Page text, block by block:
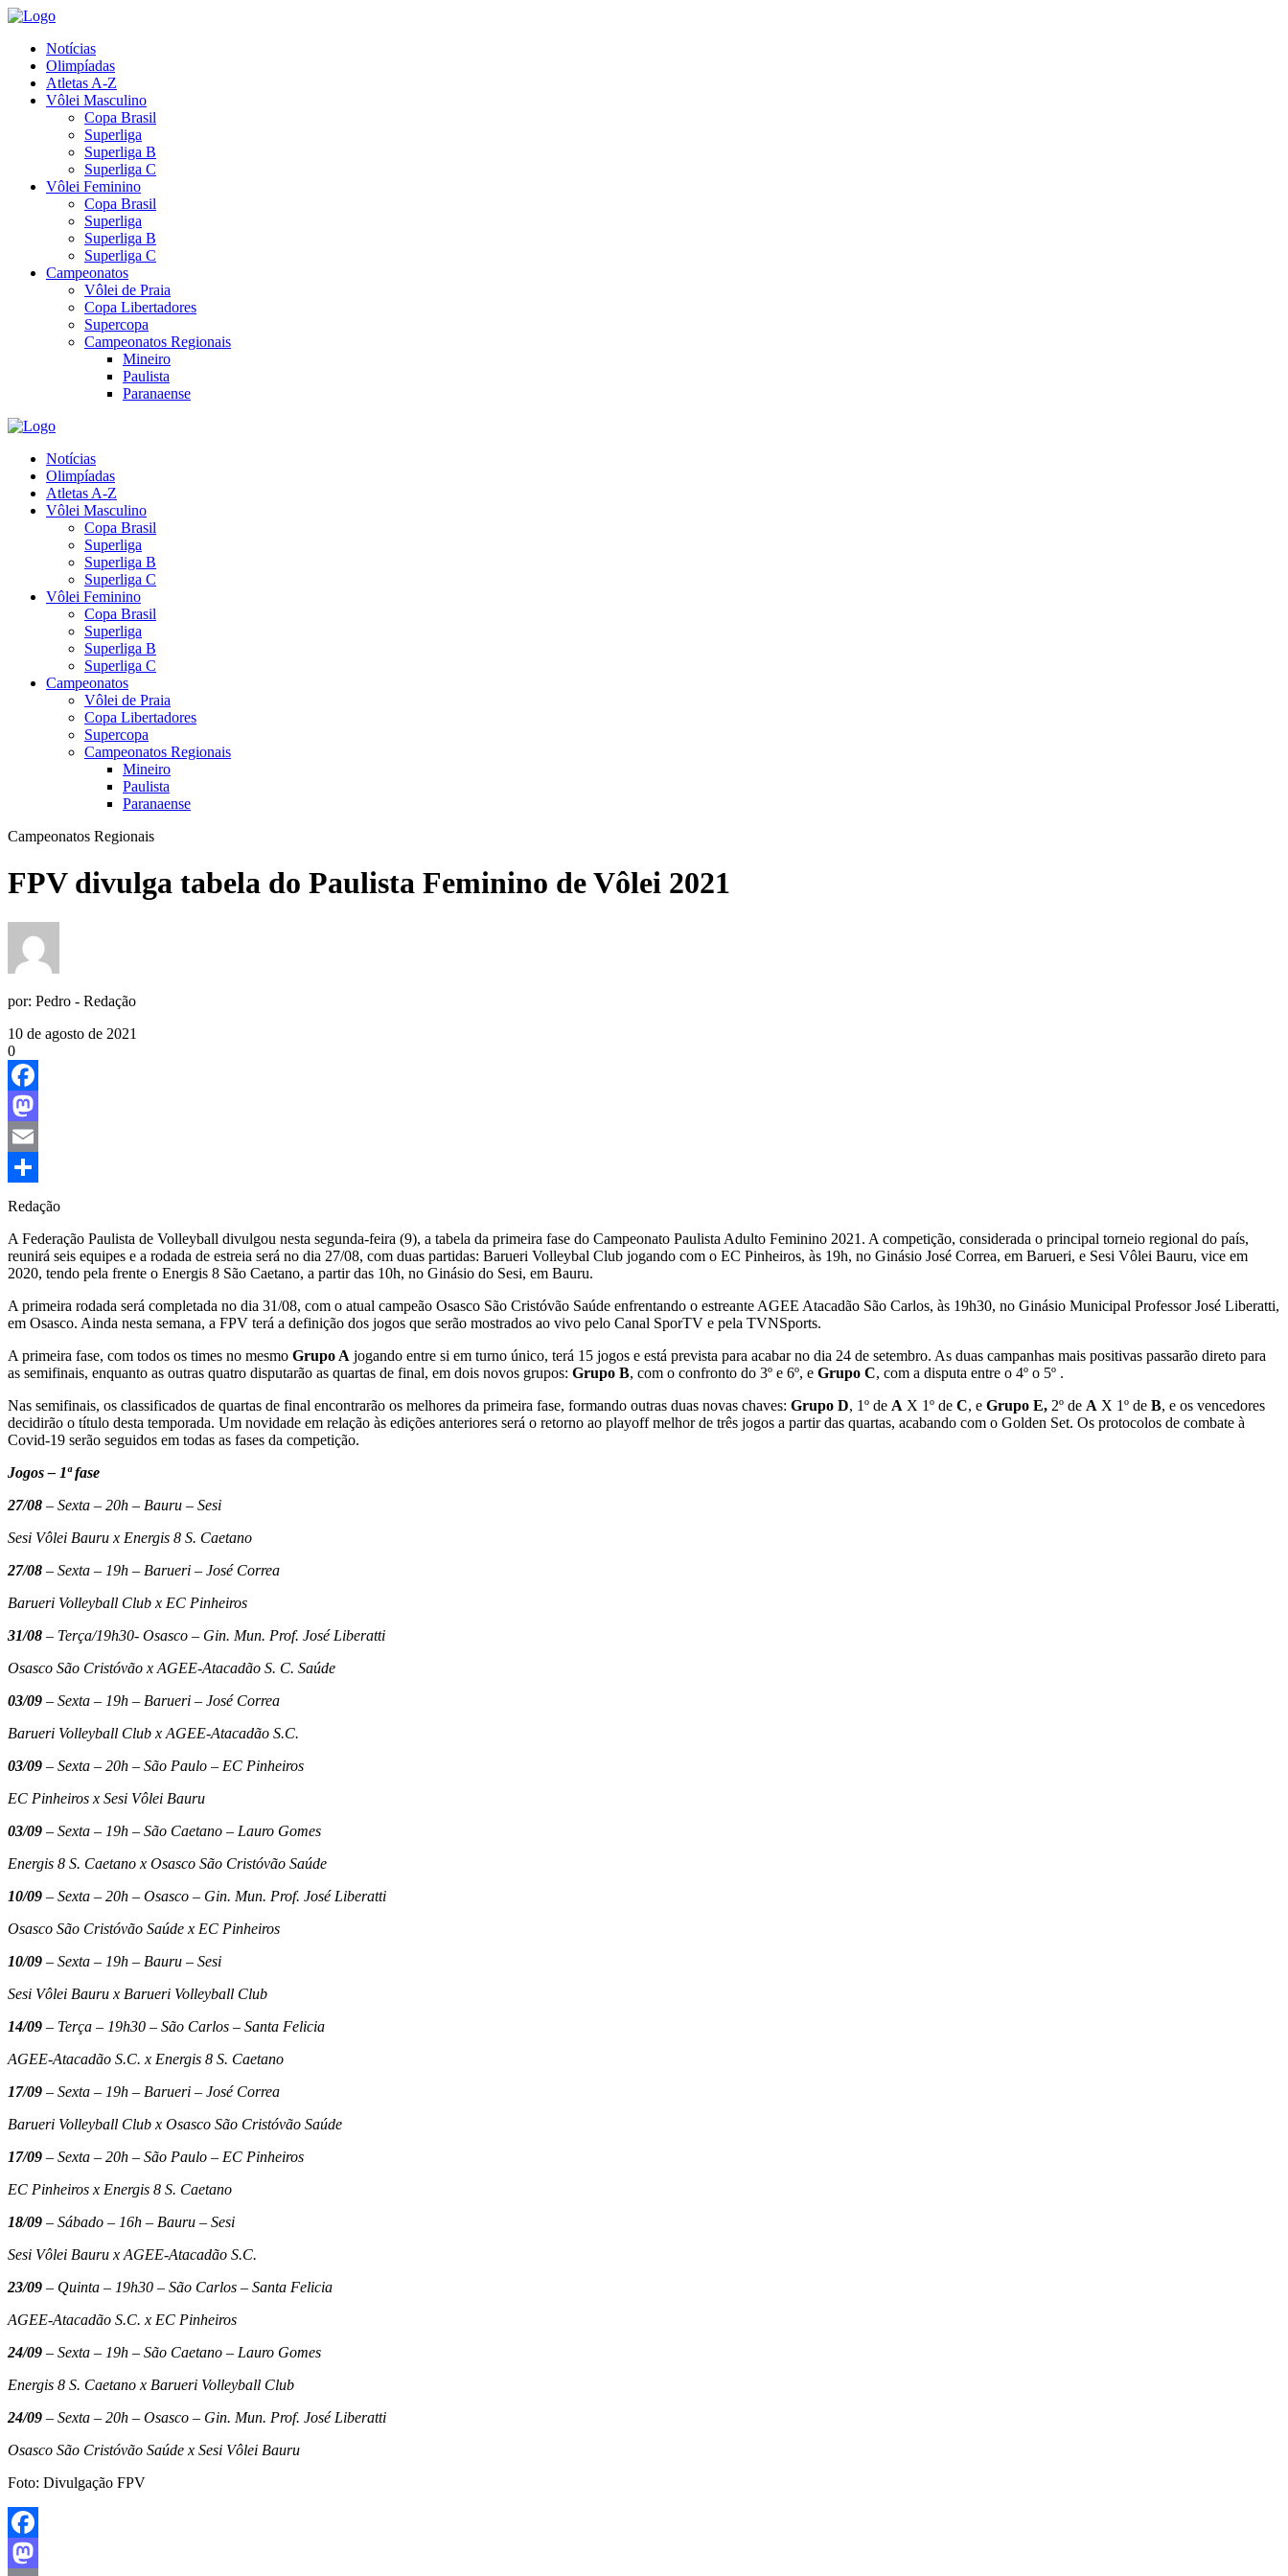
Notícias
Olimpíadas
Atletas A-Z
Vôlei Masculino
Copa Brasil
Superliga
Superliga B
Superliga C
Vôlei Feminino
Copa Brasil
Superliga
Superliga B
Superliga C
Campeonatos
Vôlei de Praia
Copa Libertadores
Supercopa
Campeonatos Regionais
Mineiro
Paulista
Paranaense
Notícias
Olimpíadas
Atletas A-Z
Vôlei Masculino
Copa Brasil
Superliga
Superliga B
Superliga C
Vôlei Feminino
Copa Brasil
Superliga
Superliga B
Superliga C
Campeonatos
Vôlei de Praia
Copa Libertadores
Supercopa
Campeonatos Regionais
Mineiro
Paulista
Paranaense
Campeonatos Regionais
FPV divulga tabela do Paulista Feminino de Vôlei 2021
por: Pedro - Redação
10 de agosto de 2021
0
Facebook
Mastodon
Email
Share
Redação
A Federação Paulista de Volleyball divulgou nesta segunda-feira (9), a tabela da primeira fase do Campeonato Paulista Adulto Feminino 2021. A competição, considerada o principal torneio regional do país,
reunirá seis equipes e a rodada de estreia será no dia 27/08, com duas partidas: Barueri Volleybal Club jogando com o EC Pinheiros, às 19h, no Ginásio José Correa, em Barueri, e Sesi Vôlei Bauru, vice em
2020, tendo pela frente o Energis 8 São Caetano, a partir das 10h, no Ginásio do Sesi, em Bauru.
A primeira rodada será completada no dia 31/08, com o atual campeão Osasco São Cristóvão Saúde enfrentando o estreante AGEE Atacadão São Carlos, às 19h30, no Ginásio Municipal Professor José Liberatti,
em Osasco. Ainda nesta semana, a FPV terá a definição dos jogos que serão mostrados ao vivo pelo Canal SporTV e pela TVNSports.
A primeira fase, com todos os times no mesmo Grupo A jogando entre si em turno único, terá 15 jogos e está prevista para acabar no dia 24 de setembro. As duas campanhas mais positivas passarão direto para
as semifinais, enquanto as outras quatro disputarão as quartas de final, em dois novos grupos: Grupo B, com o confronto do 3º e 6º, e Grupo C, com a disputa entre o 4º o 5º .
Nas semifinais, os classificados de quartas de final encontrarão os melhores da primeira fase, formando outras duas novas chaves: Grupo D, 1º de A X 1º de C, e Grupo E, 2º de A X 1º de B, e os vencedores
decidirão o título desta temporada. Um novidade em relação às edições anteriores será o retorno ao playoff melhor de três jogos a partir das quartas, acabando com o Golden Set. Os protocolos de combate à
Covid-19 serão seguidos em todas as fases da competição.
Jogos – 1ª fase
27/08 – Sexta – 20h – Bauru – Sesi
Sesi Vôlei Bauru x Energis 8 S. Caetano
27/08 – Sexta – 19h – Barueri – José Correa
Barueri Volleyball Club x EC Pinheiros
31/08 – Terça/19h30- Osasco – Gin. Mun. Prof. José Liberatti
Osasco São Cristóvão x AGEE-Atacadão S. C. Saúde
03/09 – Sexta – 19h – Barueri – José Correa
Barueri Volleyball Club x AGEE-Atacadão S.C.
03/09 – Sexta – 20h – São Paulo – EC Pinheiros
EC Pinheiros x Sesi Vôlei Bauru
03/09 – Sexta – 19h – São Caetano – Lauro Gomes
Energis 8 S. Caetano x Osasco São Cristóvão Saúde
10/09 – Sexta – 20h – Osasco – Gin. Mun. Prof. José Liberatti
Osasco São Cristóvão Saúde x EC Pinheiros
10/09 – Sexta – 19h – Bauru – Sesi
Sesi Vôlei Bauru x Barueri Volleyball Club
14/09 – Terça – 19h30 – São Carlos – Santa Felicia
AGEE-Atacadão S.C. x Energis 8 S. Caetano
17/09 – Sexta – 19h – Barueri – José Correa
Barueri Volleyball Club x Osasco São Cristóvão Saúde
17/09 – Sexta – 20h – São Paulo – EC Pinheiros
EC Pinheiros x Energis 8 S. Caetano
18/09 – Sábado – 16h – Bauru – Sesi
Sesi Vôlei Bauru x AGEE-Atacadão S.C.
23/09 – Quinta – 19h30 – São Carlos – Santa Felicia
AGEE-Atacadão S.C. x EC Pinheiros
24/09 – Sexta – 19h – São Caetano – Lauro Gomes
Energis 8 S. Caetano x Barueri Volleyball Club
24/09 – Sexta – 20h – Osasco – Gin. Mun. Prof. José Liberatti
Osasco São Cristóvão Saúde x Sesi Vôlei Bauru
Foto: Divulgação FPV
Facebook